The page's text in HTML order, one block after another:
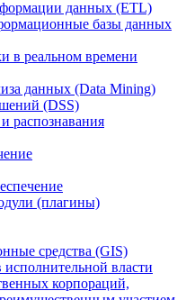
данных (ETL)
базы данных
в реальном времени
данных (Data Mining)
(DSS)
распознавания
(плагины)
средства (GIS)
власти
корпораций,